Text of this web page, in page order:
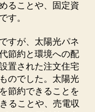
ることや、固定資
す。
すが、太陽光パネ
節約と環境への配
置された注文住宅
のでした。太陽光
節約できることを
ることや、売電収